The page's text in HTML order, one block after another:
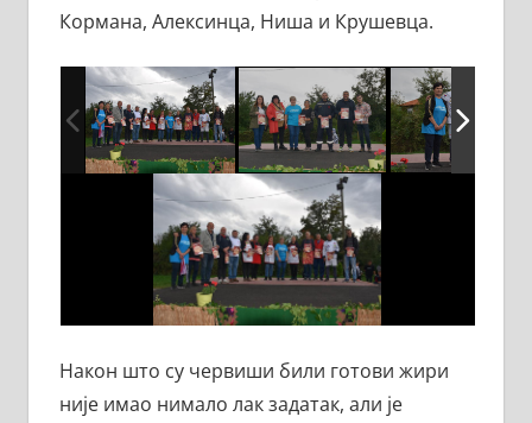
Кормана, Алексинца, Ниша и Крушевца.
Након што су червиши били готови жири
није имао нимало лак задатак, али је